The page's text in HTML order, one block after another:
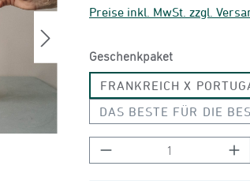
Preise inkl. MwSt. zzgl.
Geschenkpaketauswählen
FRANKREICH X
DAS BESTE FÜR DIE
Produkt Anzahl: